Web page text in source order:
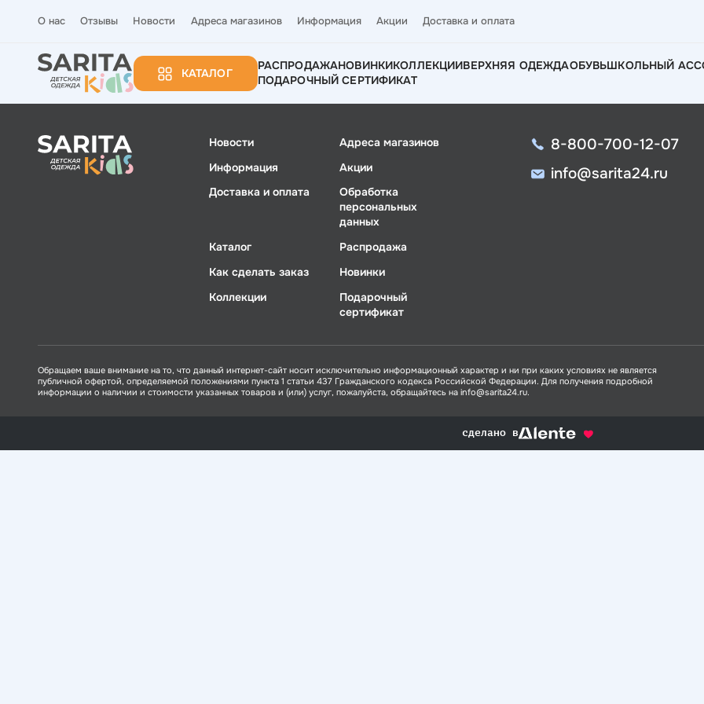
О нас Отзывы Новости Адреса магазинов Информация Акции Доставка и оплата
КАТАЛОГ
РАСПРОДАЖАНОВИНКИКОЛЛЕКЦИИВЕРХНЯЯ ОДЕЖДАОБУВЬШКОЛЬНЫЙ
ПОДАРОЧНЫЙ СЕРТИФИКАТ
Новости
Адреса магазинов
Информация
Акции
Доставка и оплата
Обработка
персональных
данных
Каталог
Распродажа
Как сделать заказ
Новинки
Коллекции
Подарочный
сертификат
8-800-700-12-07
info@sarita24.ru
Обращаем ваше внимание на то, что данный интернет-сайт носит исключительно информационный характер и ни при каких условиях не является
публичной офертой, определяемой положениями пункта 1 статьи 437 Гражданского кодекса Российской Федерации. Для получения подробной
информации о наличии и стоимости указанных товаров и (или) услуг, пожалуйста, обращайтесь на info@sarita24.ru.
сделано в alente